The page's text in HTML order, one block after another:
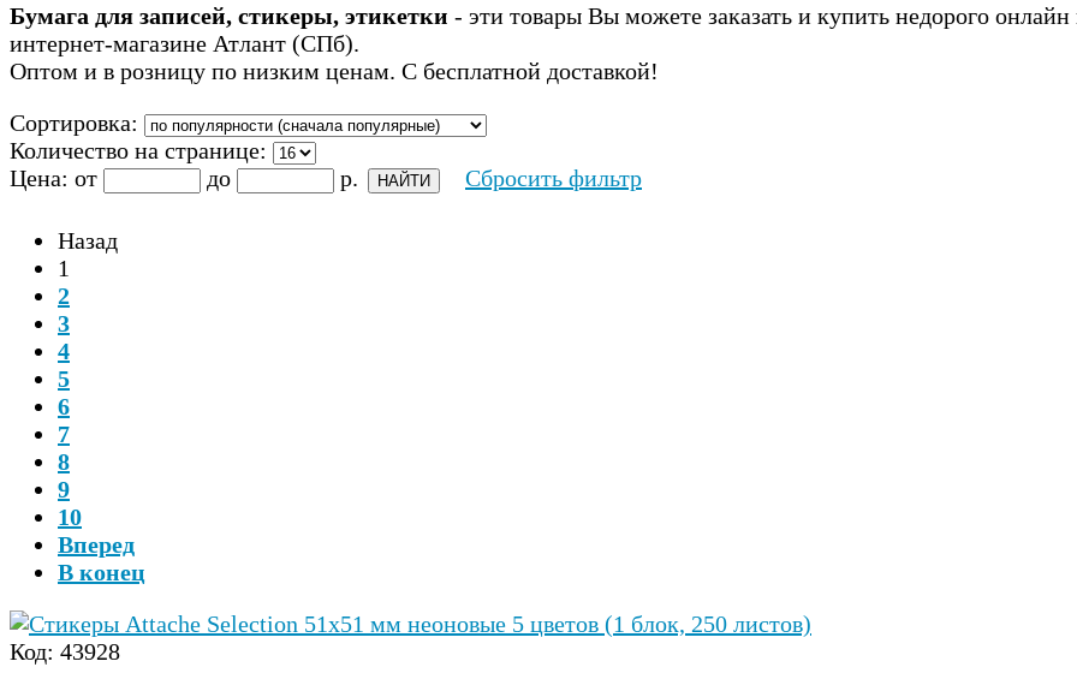
Бумага для записей, стикеры, этикетки - эти товары Вы можете заказать и купить недорого онлайн
интернет-магазине Атлант (СПб).
Оптом и в розницу по низким ценам. С бесплатной доставкой!
Сортировка:
Количество на странице:
Цена: от до р. Сбросить фильтр
Назад
1
2
3
4
5
6
7
8
9
10
Вперед
В конец
Код: 43928